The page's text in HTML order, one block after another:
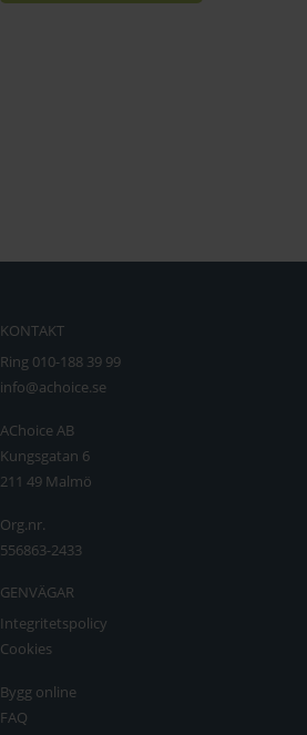
KONTAKT
Ring 010-188 39 99
info@achoice.se
AChoice AB
Kungsgatan 6
211 49 Malmö
Org.nr.
556863-2433
GENVÄGAR
Integritetspolicy
Cookies
Bygg online
FAQ